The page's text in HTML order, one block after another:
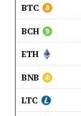
BTC
BCH
ETH
BNB
LTC